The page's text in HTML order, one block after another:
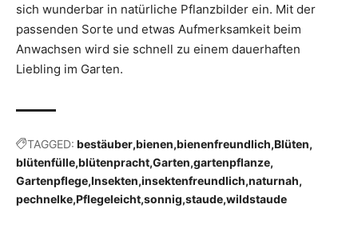
sich wunderbar in natürliche Pflanzbilder ein. Mit der
passenden Sorte und etwas Aufmerksamkeit beim
Anwachsen wird sie schnell zu einem dauerhaften
Liebling im Garten.
TAGGED: bestäuber bienen bienenfreundlich Blüten
blütenfülle blütenpracht Garten gartenpflanze
Gartenpflege Insekten insektenfreundlich naturnah
pechnelke Pflegeleicht sonnig staude wildstaude